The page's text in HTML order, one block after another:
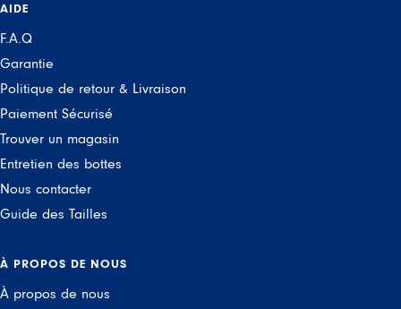
AIDE
F.A.Q
Garantie
Politique de retour & Livraison
Paiement Sécurisé
Trouver un magasin
Entretien des bottes
Nous contacter
Guide des Tailles
À PROPOS DE NOUS
À propos de nous